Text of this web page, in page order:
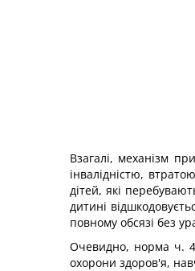
Взагалі, механізм
інвалідністю,
дітей, які
дитині
повному обсязі без
Очевидно, норма ч. 4
охорони здоров'я,